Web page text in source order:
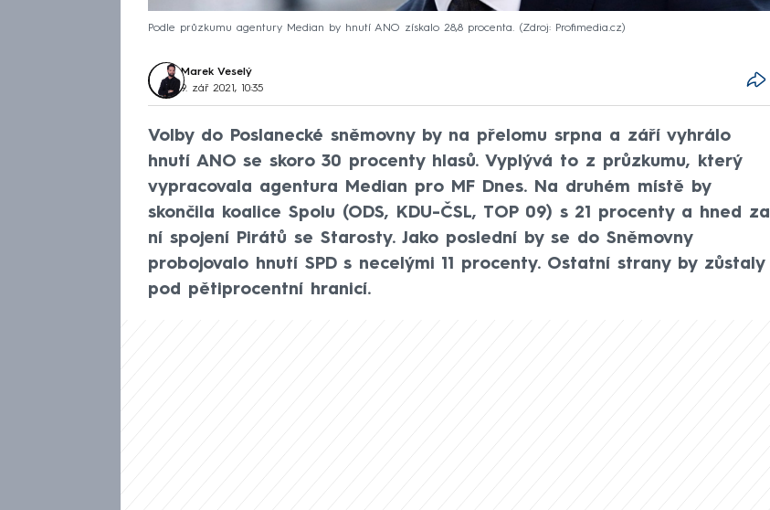
Podle průzkumu agentury Median by hnutí ANO získalo 28,8 procenta. Zdroj: Profimedia.cz
Marek Veselý
9. zář 2021, 10:35
Volby do Poslanecké sněmovny by na přelomu srpna a září vyhrálo
hnutí ANO se skoro 30 procenty hlasů. Vyplývá to z průzkumu, který
vypracovala agentura Median pro MF Dnes. Na druhém místě by
skončila koalice Spolu (ODS, KDU-ČSL, TOP 09) s 21 procenty a hned za
ní spojení Pirátů se Starosty. Jako poslední by se do Sněmovny
probojovalo hnutí SPD s necelými 11 procenty. Ostatní strany by zůstaly
pod pětiprocentní hranicí.